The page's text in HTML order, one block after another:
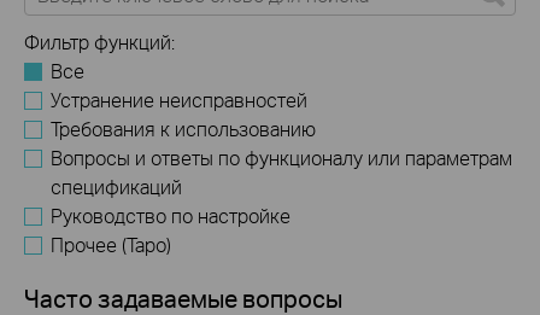
Фильтр функций:
Все
Устранение неисправностей
Требования к использованию
Вопросы и ответы по функционалу или параметрам
спецификаций
Руководство по настройке
Прочее (Tapo)
Часто задаваемые вопросы